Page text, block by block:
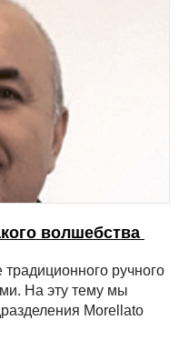
волшебства
ручного
На эту тему мы
Morellato